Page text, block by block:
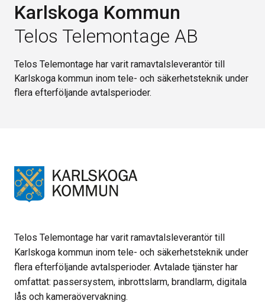
Karlskoga Kommun
Telos Telemontage AB
Telos Telemontage har varit ramavtalsleverantör till
Karlskoga kommun inom tele- och säkerhetsteknik under
flera efterföljande avtalsperioder.
Telos Telemontage har varit ramavtalsleverantör till
Karlskoga kommun inom tele- och säkerhetsteknik under
flera efterföljande avtalsperioder. Avtalade tjänster har
omfattat: passersystem, inbrottslarm, brandlarm, digitala
lås och kameraövervakning.